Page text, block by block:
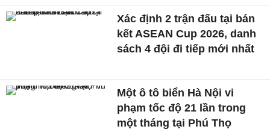
Xác định 2 trận đấu tại bán
kết ASEAN Cup 2026, danh
sách 4 đội đi tiếp mới nhất
Một ô tô biển Hà Nội vi
phạm tốc độ 21 lần trong
một tháng tại Phú Thọ